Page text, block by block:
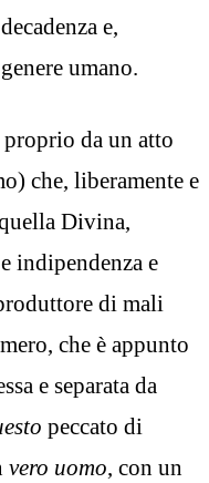
e,
umano.
da un atto
che, liberamente e
Divina,
indipendenza e
di mali
che è appunto
e separata da
peccato di
vero uomo, con un